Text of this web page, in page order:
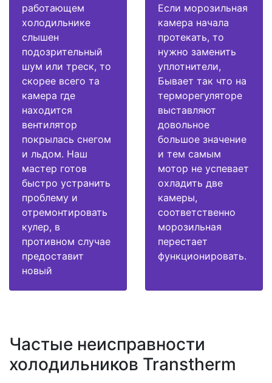
работающем
холодильнике
слышен
подозрительный
шум или треск, то
скорее всего та
камера где
находится
вентилятор
покрылась снегом
и льдом. Наш
мастер готов
быстро устранить
проблему и
отремонтировать
кулер, в
противном случае
предоставит
новый
Если морозильная
камера начала
протекать, то
нужно заменить
уплотнители,
Бывает так что на
терморегуляторе
выставляют
довольное
большое значение
и тем самым
мотор не успевает
охладить две
камеры,
соответственно
морозильная
перестает
функционировать.
Частые неисправности
холодильников Transtherm